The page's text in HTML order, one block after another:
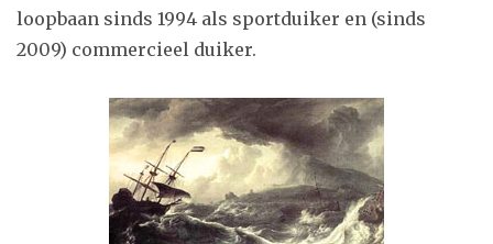
loopbaan sinds 1994 als sportduiker en (sinds
2009) commercieel duiker.